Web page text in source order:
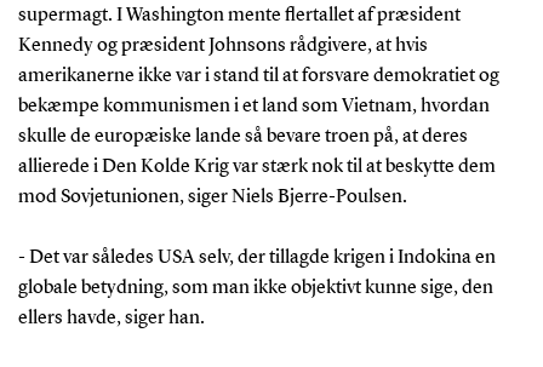
supermagt. I Washington mente flertallet af præsident
Kennedy og præsident Johnsons rådgivere, at hvis
amerikanerne ikke var i stand til at forsvare demokratiet og
bekæmpe kommunismen i et land som Vietnam, hvordan
skulle de europæiske lande så bevare troen på, at deres
allierede i Den Kolde Krig var stærk nok til at beskytte dem
mod Sovjetunionen, siger Niels Bjerre-Poulsen.
- Det var således USA selv, der tillagde krigen i Indokina en
globale betydning, som man ikke objektivt kunne sige, den
ellers havde, siger han.